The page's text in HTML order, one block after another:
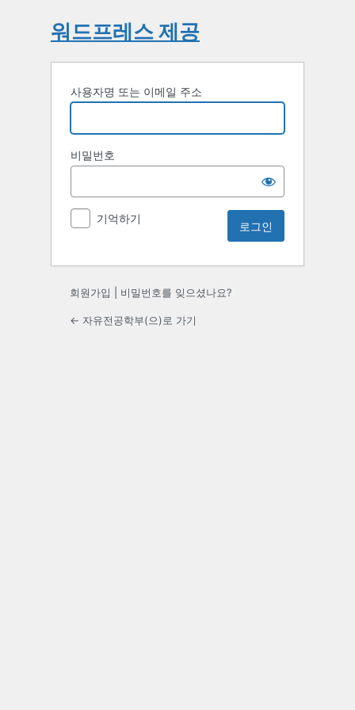
워드프레스 제공
사용자명 또는 이메일 주소
비밀번호
기억하기
회원가입 비밀번호를 잊으셨나요?
← 자유전공학부(으)로 가기